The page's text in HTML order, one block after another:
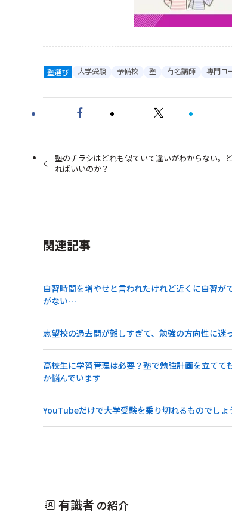
塾選び 大学受験 予備校 塾 有名講師 専門コ
塾のチラシはどれも似ていて違いがわからない。
ればいいのか？
関連記事
自習時間を増やせと言われたけれど近くに自習が
がない…
志望校の過去問が難しすぎて、勉強の方向性に迷
高校生に学習管理は必要？塾で勉強計画を立てて
か悩んでいます
YouTubeだけで大学受験を乗り切れるものでしょ
有識者 の紹介